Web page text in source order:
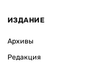
ИЗДАНИЕ
Архивы
Редакция